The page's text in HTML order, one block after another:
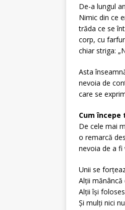
De-a lungul
Nimic din ce
trăda ce se
corp, cu
chiar striga:
Asta
nevoia de
care se
Cum începe
De cele mai
o remarcă
nevoia de a fi
Unii se
Alții
Alții își
Și mulți nici